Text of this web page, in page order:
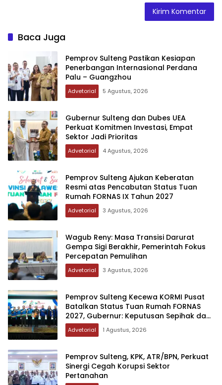
Baca Juga
Pemprov Sulteng Pastikan Kesiapan
Penerbangan Internasional Perdana
Palu – Guangzhou
Advetorial 5 Agustus, 2026
Gubernur Sulteng dan Dubes UEA
Perkuat Komitmen Investasi, Empat
Sektor Jadi Prioritas
Advetorial 4 Agustus, 2026
Pemprov Sulteng Ajukan Keberatan
Resmi atas Pencabutan Status Tuan
Rumah FORNAS IX Tahun 2027
Advetorial 3 Agustus, 2026
Wagub Reny: Masa Transisi Darurat
Gempa Sigi Berakhir, Pemerintah Fokus
Percepatan Pemulihan
Advetorial 3 Agustus, 2026
Pemprov Sulteng Kecewa KORMI Pusat
Batalkan Status Tuan Rumah FORNAS
2027, Gubernur: Keputusan Sepihak dan
Tanpa Koordinasi
Advetorial 1 Agustus, 2026
Pemprov Sulteng, KPK, ATR/BPN, Perkuat
Sinergi Cegah Korupsi Sektor
Pertanahan